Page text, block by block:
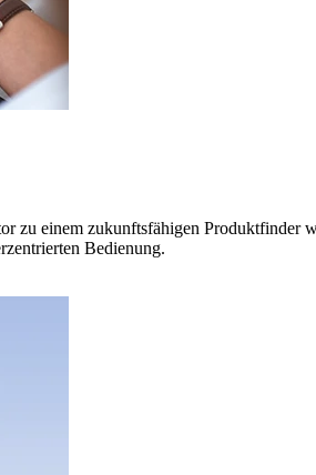
zu einem zukunftsfähigen Produktfinder
Bedienung.